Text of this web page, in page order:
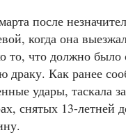
после
когда она
что должно было
драку. Как ранее
удары, таскала
снятых 13-летней